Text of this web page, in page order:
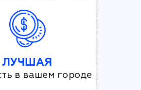
ЛУЧШАЯ
в вашем городе